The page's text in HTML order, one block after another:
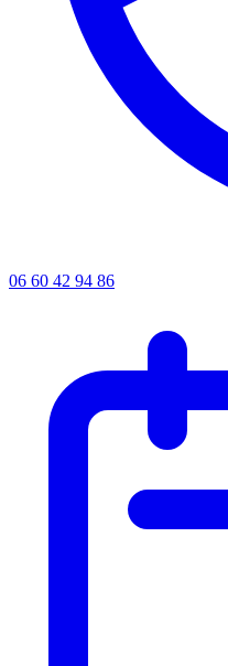
06 60 42 94 86